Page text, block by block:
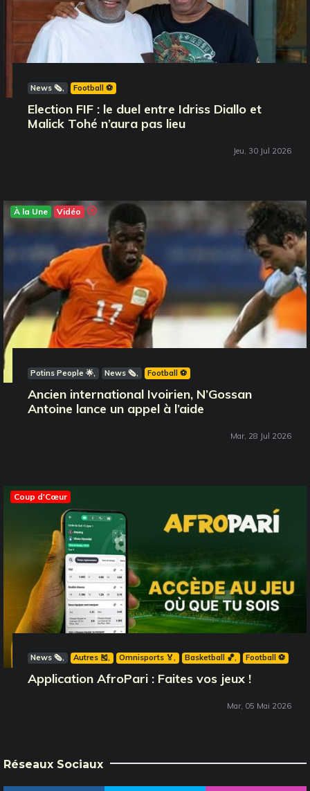
News 🗞️ Football ⚽️
Election FIF : le duel entre Idriss Diallo et
Malick Tohé n’aura pas lieu
Jeu, 30 Jul 2026
À la Une Vidéo
Potins People 🌟 News 🗞️ Football ⚽️
Ancien international Ivoirien, N’Gossan
Antoine lance un appel à l’aide
Mar, 28 Jul 2026
Coup d'Cœur
News 🗞️ Autres 🎽 Omnisports 🏅 Basketball 🏀 Football ⚽️
Application AfroPari : Faites vos jeux !
Mar, 05 Mai 2026
Réseaux Sociaux